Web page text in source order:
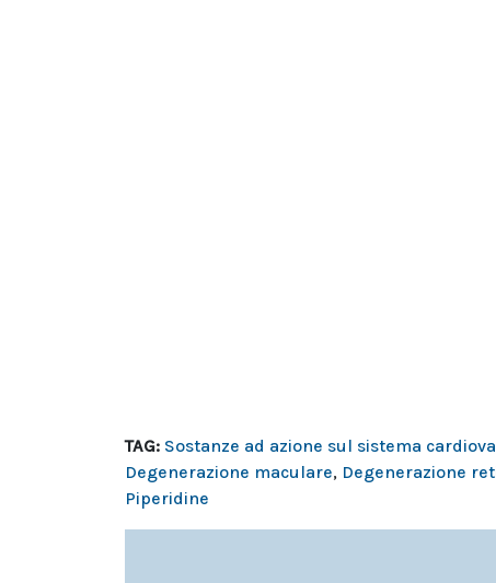
TAG: Sostanze ad azione sul sistema
Degenerazione maculare, Degenerazione
Piperidine